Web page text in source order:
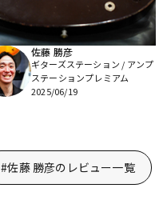
佐藤 勝彦
ギターズステーション / アンプ
ステーションプレミアム
2025/06/19
#佐藤 勝彦のレビュー一覧